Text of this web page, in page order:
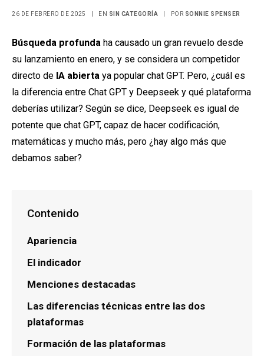
26 DE FEBRERO DE 2025 EN SIN CATEGORÍA POR SONNIE SPENSER
Búsqueda profunda ha causado un gran revuelo desde
su lanzamiento en enero, y se considera un competidor
directo de IA abierta ya popular chat GPT. Pero, ¿cuál es
la diferencia entre Chat GPT y Deepseek y qué plataforma
deberías utilizar? Según se dice, Deepseek es igual de
potente que chat GPT, capaz de hacer codificación,
matemáticas y mucho más, pero ¿hay algo más que
debamos saber?
Contenido
Apariencia
El indicador
Menciones destacadas
Las diferencias técnicas entre las dos
plataformas
Formación de las plataformas